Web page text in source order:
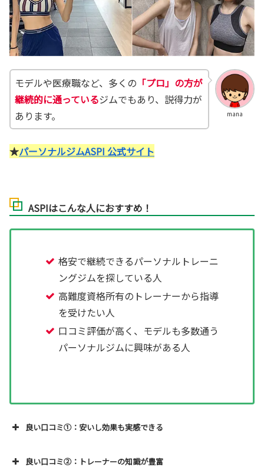
mana
モデルや医療職など、多くの 「プロ」の方が
継続的に通っているジムでもあり、説得力が
あります。
★パーソナルジムASPI 公式サイト
ASPIはこんな人におすすめ！
格安で継続できるパーソナルトレーニ
ングジムを探している人
高難度資格所有のトレーナーから指導
を受けたい人
口コミ評価が高く、モデルも多数通う
パーソナルジムに興味がある人
良い口コミ①：安いし効果も実感できる
良い口コミ②：トレーナーの知識が豊富